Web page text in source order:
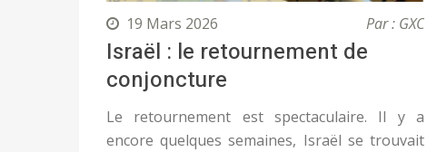
19 Mars 2026 Par : GXC
Israël : le retournement de
conjoncture
Le retournement est spectaculaire. Il y a
encore quelques semaines, Israël se trouvait